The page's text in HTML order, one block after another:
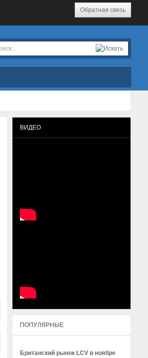
Обратная связь
ВИДЕО
ПОПУЛЯРНЫЕ
Британский рынок LCV в ноябре